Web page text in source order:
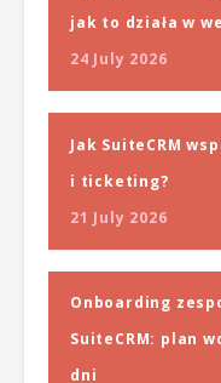
jak to działa w
24 July 2026
Jak SuiteCRM
i ticketing?
21 July 2026
Onboarding
SuiteCRM: plan
dni